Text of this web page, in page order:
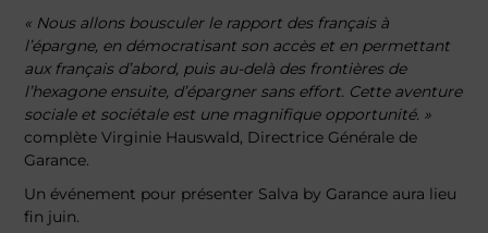
« Nous allons bousculer le rapport des français à
l’épargne, en démocratisant son accès et en permettant
aux français d’abord, puis au-delà des frontières de
l’hexagone ensuite, d’épargner sans effort. Cette aventure
sociale et sociétale est une magnifique opportunité. »
complète Virginie Hauswald, Directrice Générale de
Garance.
Un événement pour présenter Salva by Garance aura lieu
fin juin.